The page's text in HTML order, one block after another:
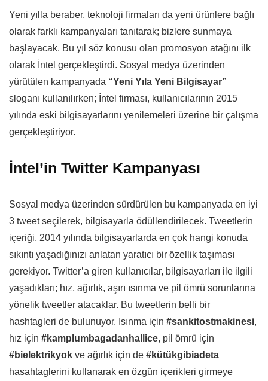
Yeni yılla beraber, teknoloji firmaları da yeni ürünlere bağlı
olarak farklı kampanyaları tanıtarak; bizlere sunmaya
başlayacak. Bu yıl söz konusu olan promosyon atağını ilk
olarak İntel gerçekleştirdi. Sosyal medya üzerinden
yürütülen kampanyada “Yeni Yıla Yeni Bilgisayar”
sloganı kullanılırken; İntel firması, kullanıcılarının 2015
yılında eski bilgisayarlarını yenilemeleri üzerine bir çalışma
gerçekleştiriyor.
İntel’in Twitter Kampanyası
Sosyal medya üzerinden sürdürülen bu kampanyada en iyi
3 tweet seçilerek, bilgisayarla ödüllendirilecek. Tweetlerin
içeriği, 2014 yılında bilgisayarlarda en çok hangi konuda
sıkıntı yaşadığınızı anlatan yaratıcı bir özellik taşıması
gerekiyor. Twitter’a giren kullanıcılar, bilgisayarları ile ilgili
yaşadıkları; hız, ağırlık, aşırı ısınma ve pil ömrü sorunlarına
yönelik tweetler atacaklar. Bu tweetlerin belli bir
hashtagleri de bulunuyor. Isınma için #sankitostmakinesi,
hız için #kamplumbagadanhallice, pil ömrü için
#bielektrikyok ve ağırlık için de #kütükgibiadeta
hasahtaglerini kullanarak en özgün içerikleri girmeye